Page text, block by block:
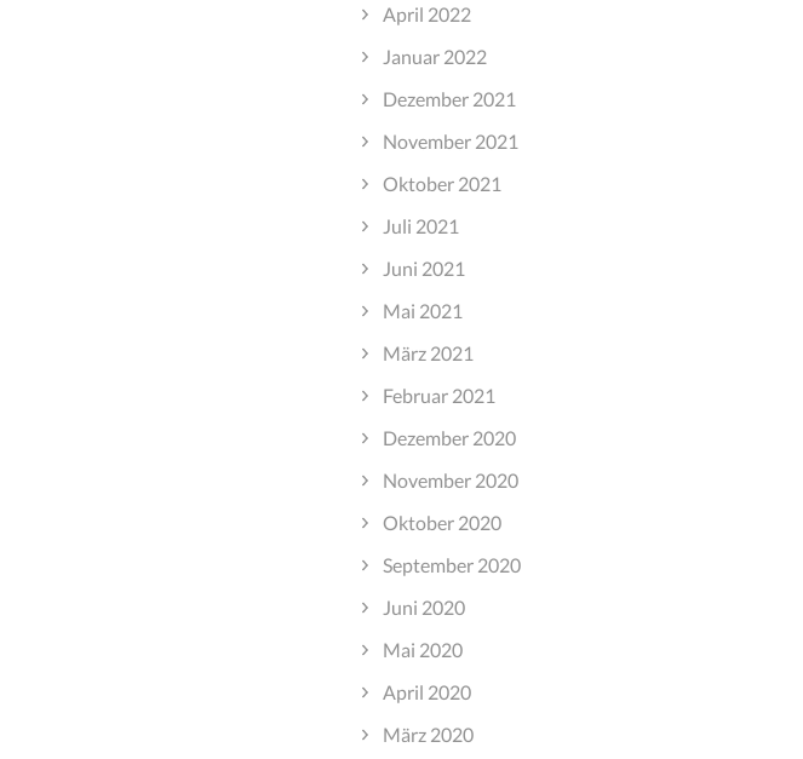
April 2022
Januar 2022
Dezember 2021
November 2021
Oktober 2021
Juli 2021
Juni 2021
Mai 2021
März 2021
Februar 2021
Dezember 2020
November 2020
Oktober 2020
September 2020
Juni 2020
Mai 2020
April 2020
März 2020